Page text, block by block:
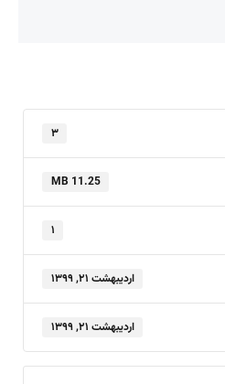
۳
11.25 MB
۱
اردیبهشت ۲۱, ۱۳۹۹
اردیبهشت ۲۱, ۱۳۹۹